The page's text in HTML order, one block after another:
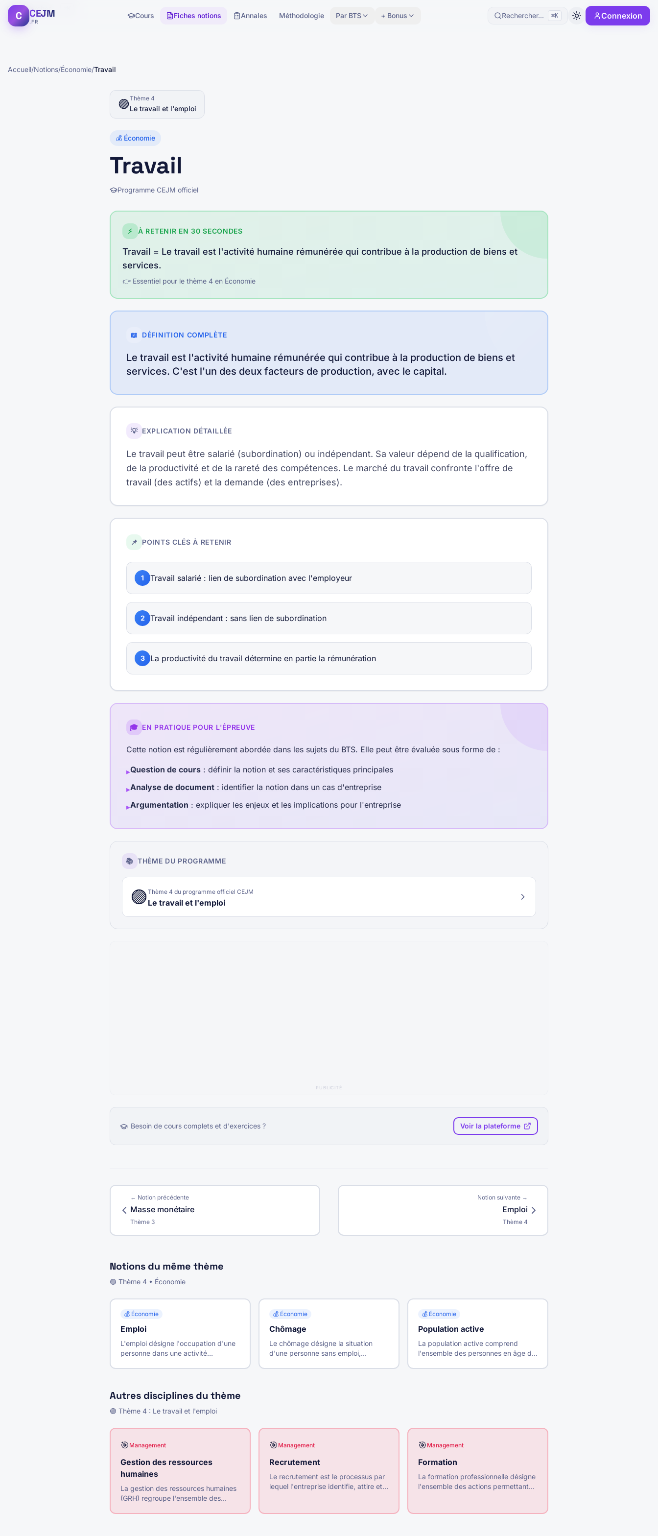
Rechercher...
C CEJM
.FR
Cours Fiches notions Annales Méthodologie Par BTS + Bonus Rechercher... ⌘K Connexion
Accueil/Notions/Économie/Travail
🟣Thème 4
Le travail et l'emploi
💰 Économie
Travail
Programme CEJM officiel
⚡ À RETENIR EN 30 SECONDES
Travail = Le travail est l'activité humaine rémunérée qui contribue à la production de biens et
services.
👉 Essentiel pour le thème 4 en Économie
📖 DÉFINITION COMPLÈTE
Le travail est l'activité humaine rémunérée qui contribue à la production de biens et
services. C'est l'un des deux facteurs de production, avec le capital.
💡 EXPLICATION DÉTAILLÉE
Le travail peut être salarié (subordination) ou indépendant. Sa valeur dépend de la qualification,
de la productivité et de la rareté des compétences. Le marché du travail confronte l'offre de
travail (des actifs) et la demande (des entreprises).
📌 POINTS CLÉS À RETENIR
1 Travail salarié : lien de subordination avec l'employeur
2 Travail indépendant : sans lien de subordination
3 La productivité du travail détermine en partie la rémunération
🎓 EN PRATIQUE POUR L'ÉPREUVE
Cette notion est régulièrement abordée dans les sujets du BTS. Elle peut être évaluée sous forme de :
▸Question de cours : définir la notion et ses caractéristiques principales
▸Analyse de document : identifier la notion dans un cas d'entreprise
▸Argumentation : expliquer les enjeux et les implications pour l'entreprise
📚 THÈME DU PROGRAMME
🟣 Thème 4 du programme officiel CEJM
Le travail et l'emploi
PUBLICITÉ
Besoin de cours complets et d'exercices ? Voir la plateforme
← Notion précédente
Masse monétaire
Thème 3
Notion suivante →
Emploi
Thème 4
Notions du même thème
🟣 Thème 4 • Économie
💰 Économie
Emploi
L'emploi désigne l'occupation d'une
personne dans une activité
occupés.
💰 Économie
Chômage
Le chômage désigne la situation
d'une personne sans emploi,
💰 Économie
Population active
La population active comprend
l'ensemble des personnes en âge de
Autres disciplines du thème
🟣 Thème 4 : Le travail et l'emploi
🎯 Management
Gestion des ressources
humaines
La gestion des ressources humaines
(GRH) regroupe l'ensemble des
🎯 Management
Recrutement
Le recrutement est le processus par
lequel l'entreprise identifie, attire et
pourvoir un poste.
🎯 Management
Formation
La formation professionnelle désigne
l'ensemble des actions permettant
au long de leur vie professionnelle.